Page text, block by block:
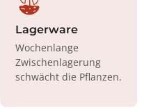
Lagerware
Wochenlange
Zwischenlagerung
schwächt die Pflanzen.